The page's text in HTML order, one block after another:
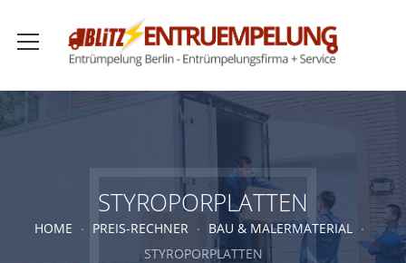
STYROPORPLATTEN
HOME PREIS-RECHNER
BAU & MALERMATERIAL
STYROPORPLATTEN